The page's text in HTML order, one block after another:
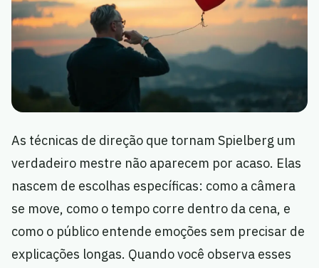
As técnicas de direção que tornam Spielberg um
verdadeiro mestre não aparecem por acaso. Elas
nascem de escolhas específicas: como a câmera
se move, como o tempo corre dentro da cena, e
como o público entende emoções sem precisar de
explicações longas. Quando você observa esses